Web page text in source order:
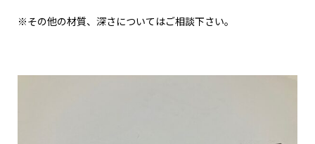
※その他の材質、深さについてはご相談下さい。